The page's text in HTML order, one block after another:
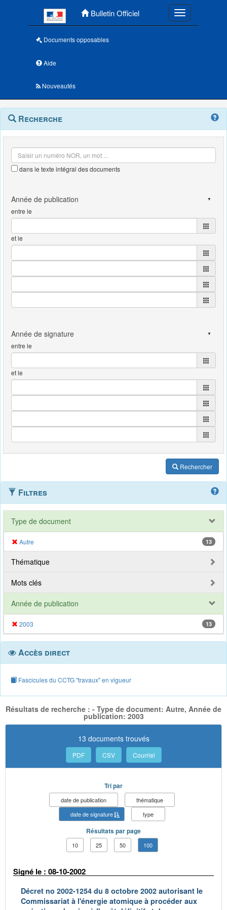
Bulletin Officiel Toggle
Documents opposables
Aide
Nouveautés
Navigation
outils
Menu
contextuel
Recherche
dans le texte intégral des documents
entre le
et le
entre le
et le
Rechercher
Filtres
Type de document
Autre 13
Thématique
Mots clés
Année de publication
2003 13
Accès direct
Fascicules du CCTG "travaux" en vigueur
Résultats de recherche : - Type de document: Autre, Année de
publication: 2003
13 documents trouvés
PDF CSV Courriel
Tri par
date de publication
thématique
date de signature
type
Résultats par page
10 25 50 100
Signé le : 08-10-2002
Décret no 2002-1254 du 8 octobre 2002 autorisant le
Commissariat à l'énergie atomique à procéder aux